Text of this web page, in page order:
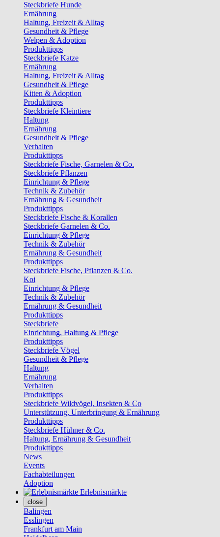
Steckbriefe Hunde
Ernährung
Haltung, Freizeit & Alltag
Gesundheit & Pflege
Welpen & Adoption
Produkttipps
Steckbriefe Katze
Ernährung
Haltung, Freizeit & Alltag
Gesundheit & Pflege
Kitten & Adoption
Produkttipps
Steckbriefe Kleintiere
Haltung
Ernährung
Gesundheit & Pflege
Verhalten
Produkttipps
Steckbriefe Fische, Garnelen & Co.
Steckbriefe Pflanzen
Einrichtung & Pflege
Technik & Zubehör
Ernährung & Gesundheit
Produkttipps
Steckbriefe Fische & Korallen
Steckbriefe Garnelen & Co.
Einrichtung & Pflege
Technik & Zubehör
Ernährung & Gesundheit
Produkttipps
Steckbriefe Fische, Pflanzen & Co.
Koi
Einrichtung & Pflege
Technik & Zubehör
Ernährung & Gesundheit
Produkttipps
Steckbriefe
Einrichtung, Haltung & Pflege
Produkttipps
Steckbriefe Vögel
Gesundheit & Pflege
Haltung
Ernährung
Verhalten
Produkttipps
Steckbriefe Wildvögel, Insekten & Co
Unterstützung, Unterbringung & Ernährung
Produkttipps
Steckbriefe Hühner & Co.
Haltung, Ernährung & Gesundheit
Produkttipps
News
Events
Fachabteilungen
Adoption
Erlebnismärkte
close
Balingen
Esslingen
Frankfurt am Main